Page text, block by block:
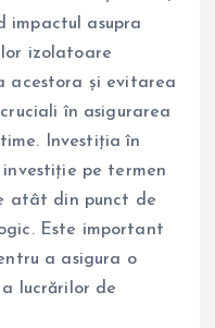
impactul asupra
izolatoare
acestora și evitarea
în asigurarea
Investiția în
pe termen
atât din punct de
Este important
a asigura o
lucrărilor de